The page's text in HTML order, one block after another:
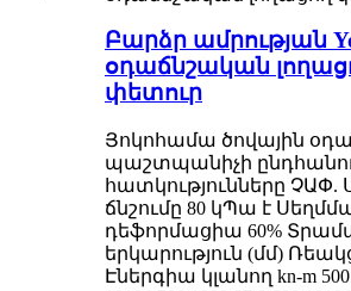
Բարձր ամրության
օդաճնշական
փետուր
Յոկոհամա ծովային
պաշտպանիչի
հատկությունները
ճնշումը 80 կՊա է
դեֆորմացիա 60%
երկարություն (մմ)
Էներգիա կլանող kn-m 500